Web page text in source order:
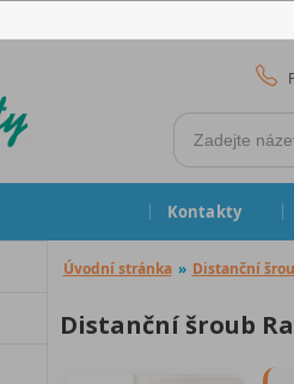
Kontakty
Úvodní stránka » Distanční
Distanční šroub